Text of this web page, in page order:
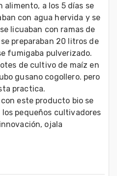
alimento, a los 5 días se
con agua hervida y se
licuaban con ramas de
preparaban 20 litros de
fumigaba pulverizado.
de cultivo de maíz en
gusano cogollero. pero
practica.
este producto bio se
pequeños cultivadores
ojala